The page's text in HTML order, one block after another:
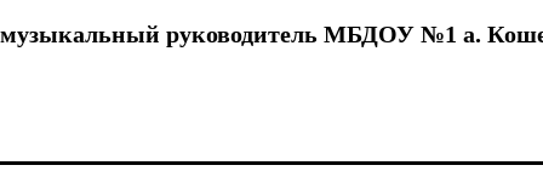
музыкальный руководитель МБДОУ №1 а.